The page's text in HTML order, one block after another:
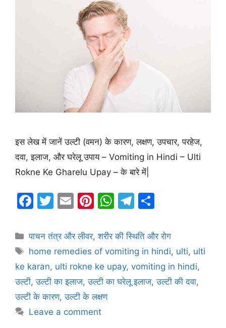
इस लेख में जानें उल्टी (वमन) के कारण, लक्षण, उपचार, परहेज,
दवा, इलाज, और घरेलू उपाय – Vomiting in Hindi – Ulti
Rokne Ke Gharelu Upay – के बारे में|
F
c
e
b
o
o
k
T
itt
er
E
ai
l
Pi
er
e
st
W
at
s
A
p
T
e
gr
a
m
ar
e
Categories
पाचन तंत्र और लीवर,शरीर की स्थिति और रोग
Tags
home remedies of vomiting in hindi, ulti, ulti
ke karan, ulti rokne ke upay, vomiting in hindi,
उल्टी,उल्टी का इलाज,उल्टी का घरेलू इलाज,उल्टी की दवा,
उल्टी के कारण,उल्टी के लक्षण
Leave a comment